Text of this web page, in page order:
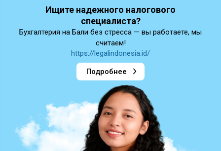
Ищите надежного налогового
специалиста?
Бухгалтерия на Бали без стресса — вы работаете, мы
считаем!
https://legalindonesia.id/
Подробнее